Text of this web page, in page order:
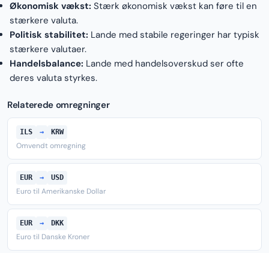
Økonomisk vækst: Stærk økonomisk vækst kan føre til en
stærkere valuta.
Politisk stabilitet: Lande med stabile regeringer har typisk
stærkere valutaer.
Handelsbalance: Lande med handelsoverskud ser ofte
deres valuta styrkes.
Relaterede omregninger
ILS → KRW
Omvendt omregning
EUR → USD
Euro til Amerikanske Dollar
EUR → DKK
Euro til Danske Kroner